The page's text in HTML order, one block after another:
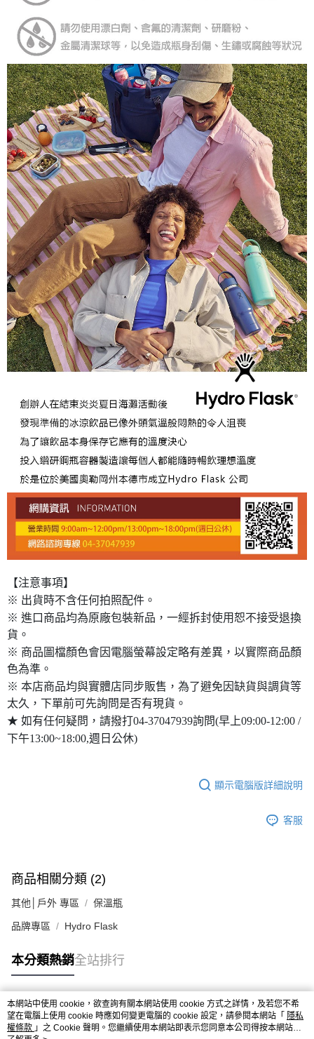
【注意事項】
※ 出貨時不含任何拍照配件。
※ 進口商品均為原廠包裝新品，一經拆封使用恕不接受退換
貨。
※ 商品圖檔顏色會因電腦螢幕設定略有差異，以實際商品顏
色為準。
※ 本店商品均與實體店同步販售，為了避免因缺貨與調貨等
太久，下單前可先詢問是否有現貨。
★ 如有任何疑問，請撥打04-37047939詢問(早上09:00-12:00 /
下午13:00~18:00,週日公休)
顯示電腦版詳細說明
客服
商品相關分類 (2)
其他│戶外 專區 保溫瓶
品牌專區 Hydro Flask
本分類熱銷全站排行
熱門標籤
本網站中使用 cookie，欲查詢有關本網站使用 cookie 方式之詳情，及若您不希
望在電腦上使用 cookie 時應如何變更電腦的 cookie 設定，請參閱本網站「 隱私
權條款 」之 Cookie 聲明。您繼續使用本網站即表示您同意本公司得按本網站使